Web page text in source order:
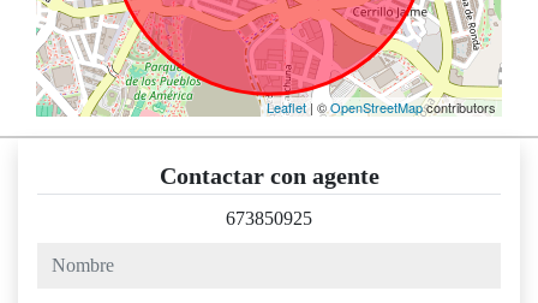
Leaflet| ©OpenStreetMapcontributors
Contactar con agente
673850925
nombre